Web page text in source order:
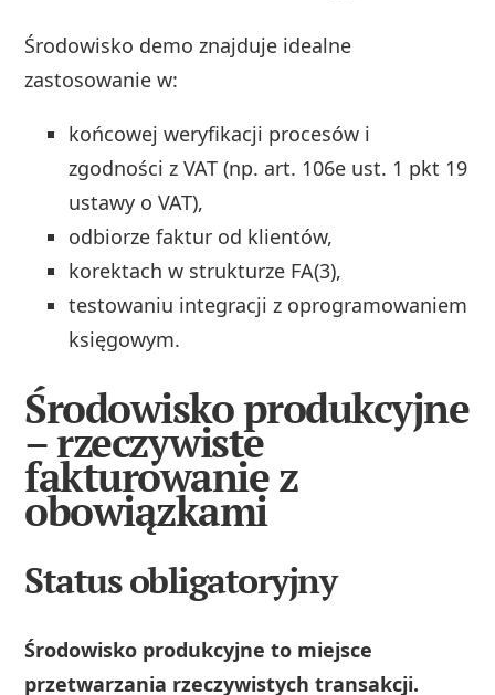
Środowisko demo znajduje idealne
zastosowanie w:
końcowej weryfikacji procesów i
zgodności z VAT (np. art. 106e ust. 1 pkt 19
ustawy o VAT),
odbiorze faktur od klientów,
korektach w strukturze FA(3),
testowaniu integracji z oprogramowaniem
księgowym.
Środowisko produkcyjne
– rzeczywiste
fakturowanie z
obowiązkami
Status obligatoryjny
Środowisko produkcyjne to miejsce
przetwarzania rzeczywistych transakcji.